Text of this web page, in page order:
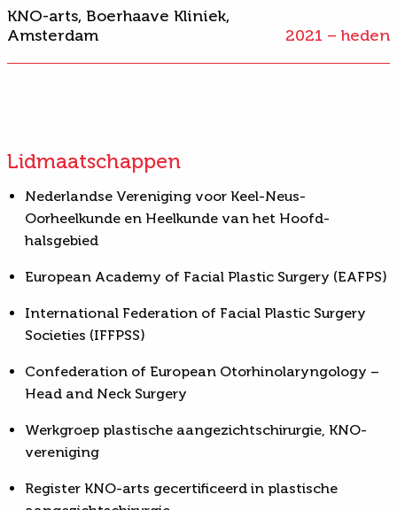
KNO-arts, Boerhaave Kliniek,
Amsterdam
2021 – heden
Lidmaatschappen
Nederlandse Vereniging voor Keel-Neus-
Oorheelkunde en Heelkunde van het Hoofd-
halsgebied
European Academy of Facial Plastic Surgery (EAFPS)
International Federation of Facial Plastic Surgery
Societies (IFFPSS)
Confederation of European Otorhinolaryngology –
Head and Neck Surgery
Werkgroep plastische aangezichtschirurgie, KNO-
vereniging
Register KNO-arts gecertificeerd in plastische